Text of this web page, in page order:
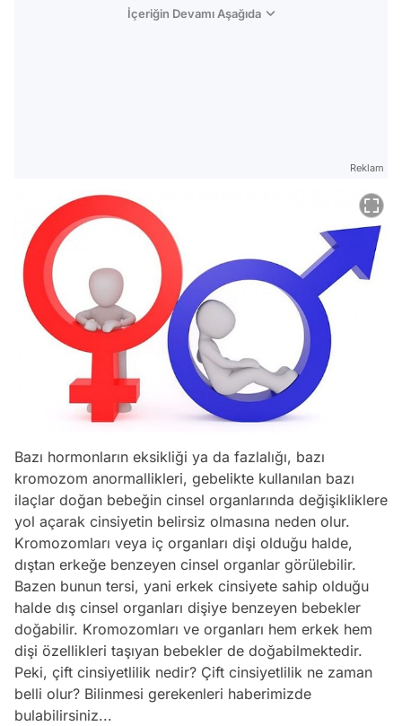
İçeriğin Devamı Aşağıda
Reklam
Bazı hormonların eksikliği ya da fazlalığı, bazı
kromozom anormallikleri, gebelikte kullanılan bazı
ilaçlar doğan bebeğin cinsel organlarında değişikliklere
yol açarak cinsiyetin belirsiz olmasına neden olur.
Kromozomları veya iç organları dişi olduğu halde,
dıştan erkeğe benzeyen cinsel organlar görülebilir.
Bazen bunun tersi, yani erkek cinsiyete sahip olduğu
halde dış cinsel organları dişiye benzeyen bebekler
doğabilir. Kromozomları ve organları hem erkek hem
dişi özellikleri taşıyan bebekler de doğabilmektedir.
Peki, çift cinsiyetlilik nedir? Çift cinsiyetlilik ne zaman
belli olur? Bilinmesi gerekenleri haberimizde
bulabilirsiniz...